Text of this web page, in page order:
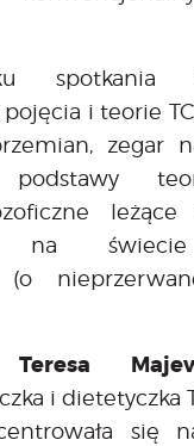
spotkania
i teorie
zegar
podstawy
na
(o
Teresa
i dietetyczka
się
Porady
Ciało
Duch
Psychika
Uśmiechnij się!
Media
Filmy
„Bądź” w mediach